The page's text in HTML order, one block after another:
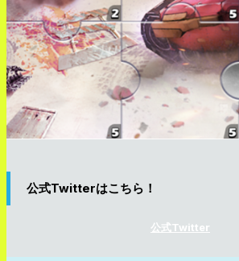
公式Twitterはこちら！
公式Twitter